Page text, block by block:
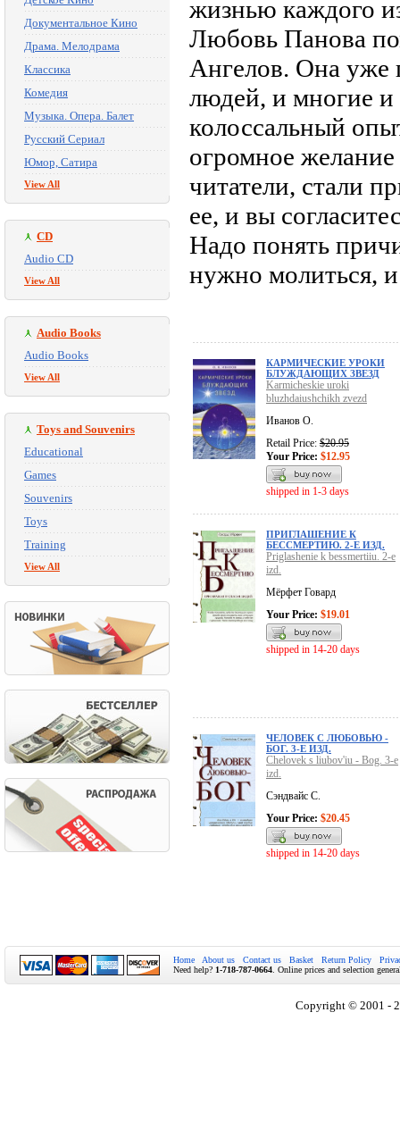
Документальное Кино
Драма. Мелодрама
Классика
Комедия
Музыка. Опера. Балет
Русский Сериал
Юмор, Сатира
View All
CD
Audio CD
View All
Audio Books
Audio Books
View All
Toys and Souvenirs
Educational
Games
Souvenirs
Toys
Training
View All
жизнью каждого
Любовь Панова
Ангелов. Она уже
людей, и многие
колоссальный
огромное
читатели, стали
ее, и вы
Надо понять
нужно молиться, и
КАРМИЧЕСКИЕ УРОКИ
БЛУЖДАЮЩИХ ЗВЕЗД
Karmicheskie uroki
bluzhdaiushchikh zvezd
Иванов О.
Retail Price: $20.95
Your Price: $12.95
shipped in 1-3 days
ПРИГЛАШЕНИЕ К
БЕССМЕРТИЮ. 2-Е ИЗД.
Priglashenie k bessmertiiu. 2-e
izd.
Мёрфет Говард
Your Price: $19.01
shipped in 14-20 days
ЧЕЛОВЕК С ЛЮБОВЬЮ -
БОГ. 3-Е ИЗД.
Chelovek s liubov'iu - Bog. 3-e
izd.
Сэндвайс С.
Your Price: $20.45
shipped in 14-20 days
Home About us Contact us Basket Return Policy
Need help? 1-718-787-0664 . Online prices and selection
Copyright © 2001 -